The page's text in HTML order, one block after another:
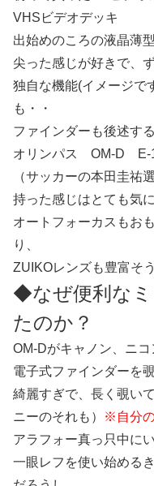
VHSビデオデッキ
出始めのころの液晶薄
尖った感じが好きで、
独自な機能(イメージで
も・・
ファインダーも後述す
オリンパス OM-D E-
（サッカーの本田圭祐
持った感じはとても気に
オートフォーカスもお
り、
ZUIKOレンズも豊富そ
◆なぜ便利な
たのか？
OM-Dがキャノン、ニ
電子式ファインダーを
綺麗すぎで、長く覗い
ニーのそれも）
※自分
アラフォー真っ只中に
一眼レフを使い始める